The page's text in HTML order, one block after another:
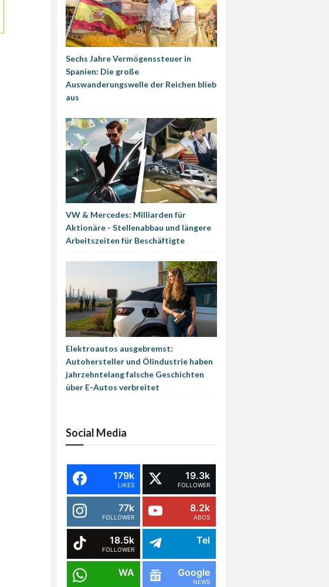
Sechs Jahre Vermögenssteuer in
Spanien: Die große
Auswanderungswelle der Reichen blieb
aus
VW & Mercedes: Milliarden für
Aktionäre - Stellenabbau und längere
Arbeitszeiten für Beschäftigte
Elektroautos ausgebremst:
Autohersteller und Ölindustrie haben
jahrzehntelang falsche Geschichten
über E-Autos verbreitet
Social Media
179k
LIKES
19.3k
FOLLOWER
77k
FOLLOWER
8.2k
ABOS
18.5k
FOLLOWER
Tel
WA Google
NEWS